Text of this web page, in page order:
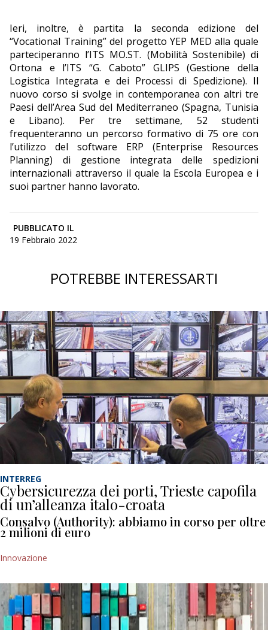
Ieri, inoltre, è partita la seconda edizione del
“Vocational Training” del progetto YEP MED alla quale
parteciperanno l’ITS MO.ST. (Mobilità Sostenibile) di
Ortona e l’ITS “G. Caboto” GLIPS (Gestione della
Logistica Integrata e dei Processi di Spedizione). Il
nuovo corso si svolge in contemporanea con altri tre
Paesi dell’Area Sud del Mediterraneo (Spagna, Tunisia
e Libano). Per tre settimane, 52 studenti
frequenteranno un percorso formativo di 75 ore con
l’utilizzo del software ERP (Enterprise Resources
Planning) di gestione integrata delle spedizioni
internazionali attraverso il quale la Escola Europea e i
suoi partner hanno lavorato.
PUBBLICATO IL
19 Febbraio 2022
POTREBBE INTERESSARTI
INTERREG
Cybersicurezza dei porti, Trieste capofila
di un’alleanza italo-croata
Consalvo (Authority): abbiamo in corso per oltre
2 milioni di euro
Innovazione